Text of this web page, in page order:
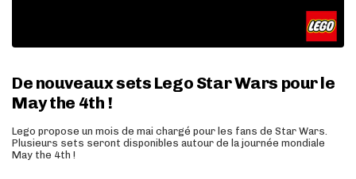
De nouveaux sets Lego Star Wars pour le
May the 4th !
Lego propose un mois de mai chargé pour les fans de Star Wars.
Plusieurs sets seront disponibles autour de la journée mondiale
May the 4th !